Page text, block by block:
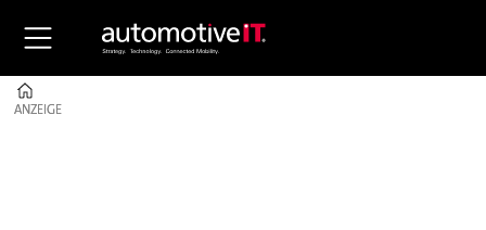
ANZEIGE
ANZEIGE